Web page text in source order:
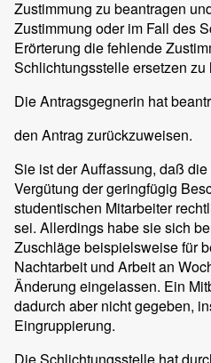
Zustimmung zu beantragen
Zustimmung oder im Fall des
Erörterung die fehlende
Schlichtungsstelle ersetzen zu
Die Antragsgegnerin hat
den Antrag zurückzuweisen.
Sie ist der Auffassung, daß
Vergütung der geringfügig
studentischen Mitarbeiter
sei. Allerdings habe sie sich
Zuschläge beispielsweise für
Nachtarbeit und Arbeit an
Änderung eingelassen. Ein
dadurch aber nicht gegeben,
Eingruppierung.